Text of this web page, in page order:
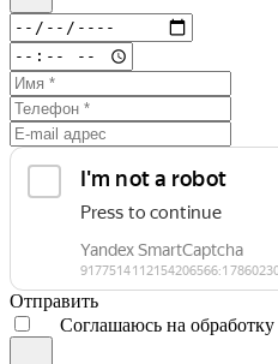
Отправить
Соглашаюсь на обработку